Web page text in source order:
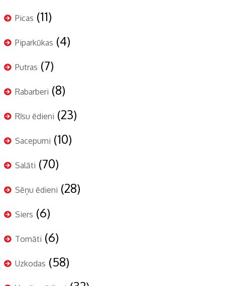
Picas (11)
Piparkūkas (4)
Putras (7)
Rabarberi (8)
Rīsu ēdieni (23)
Sacepumi (10)
Salāti (70)
Sēņu ēdieni (28)
Siers (6)
Tomāti (6)
Uzkodas (58)